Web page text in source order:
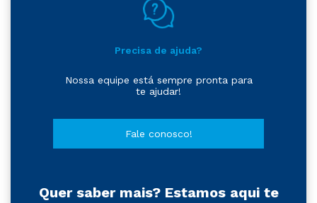
Precisa de ajuda?
Nossa equipe está sempre pronta para
te ajudar!
Fale conosco!
Quer saber mais? Estamos aqui te